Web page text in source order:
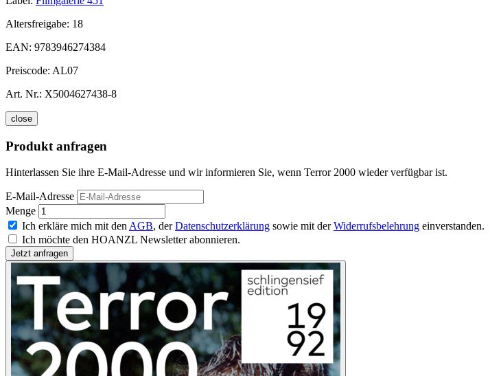
Altersfreigabe: 18
EAN: 9783946274384
Preiscode: AL07
Art. Nr.: X5004627438-8
close
Produkt anfragen
Hinterlassen Sie ihre E-Mail-Adresse und wir informieren Sie, wenn Terror 2000 wieder verfügbar ist.
E-Mail-Adresse
Menge
Ich erkläre mich mit den AGB, derDatenschutzerklärung sowie mit derWiderrufsbelehrung einverstanden.
Ich möchte den HOANZL Newsletter abonnieren.